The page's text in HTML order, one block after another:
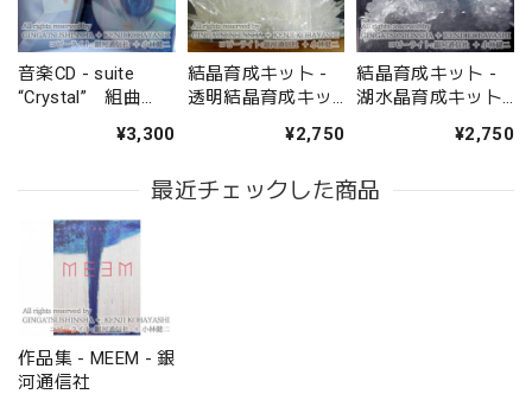
音楽CD - suite
“Crystal” 組曲
¥3,300
結晶育成キット -
透明結晶育成キッ
KIT - 銀河通信社
¥2,750
結晶育成キット -
湖水晶育成キット
Kit - 銀河通信社
¥2,750
最近チェックした商品
作品集 - MEEM - 銀
河通信社